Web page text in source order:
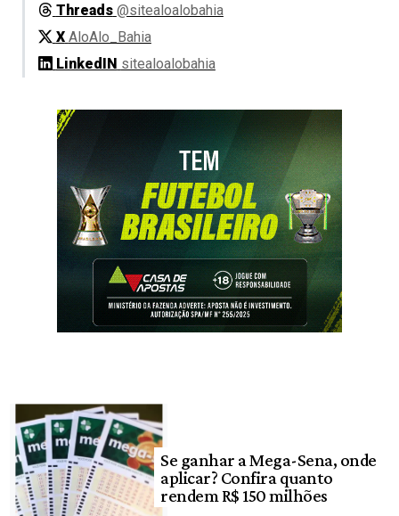
Threads @sitealoalobahia
X AloAlo_Bahia
LinkedIN sitealoalobahia
Se ganhar a Mega-Sena, onde
aplicar? Confira quanto
rendem R$ 150 milhões